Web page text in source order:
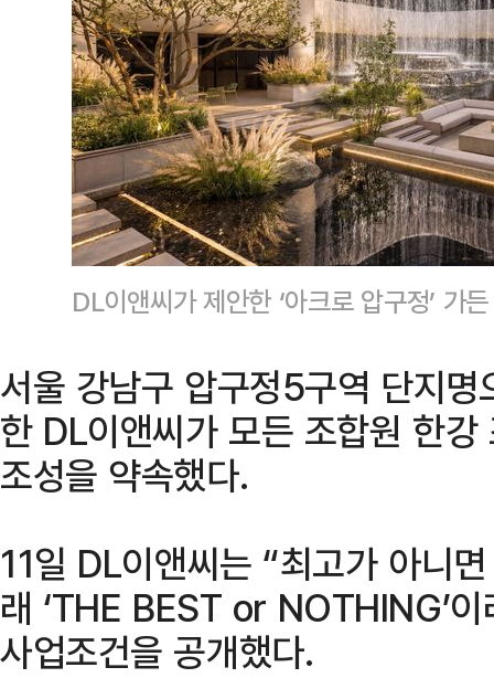
DL이앤씨가 제안한 ‘아크로 압구정’ 가
서울 강남구 압구정5구역 단지명
한 DL이앤씨가 모든 조합원 한
조성을 약속했다.
11일 DL이앤씨는 “최고가 아니
래 ‘THE BEST or NOTHING’
사업조건을 공개했다.